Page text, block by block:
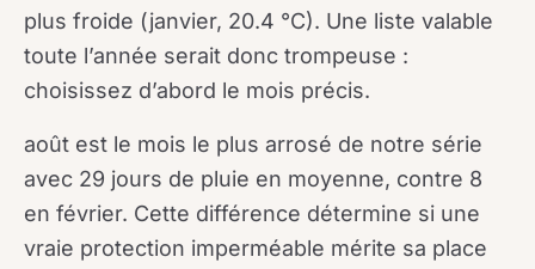
plus froide (janvier, 20.4 °C). Une liste valable
toute l’année serait donc trompeuse :
choisissez d’abord le mois précis.
août est le mois le plus arrosé de notre série
avec 29 jours de pluie en moyenne, contre 8
en février. Cette différence détermine si une
vraie protection imperméable mérite sa place